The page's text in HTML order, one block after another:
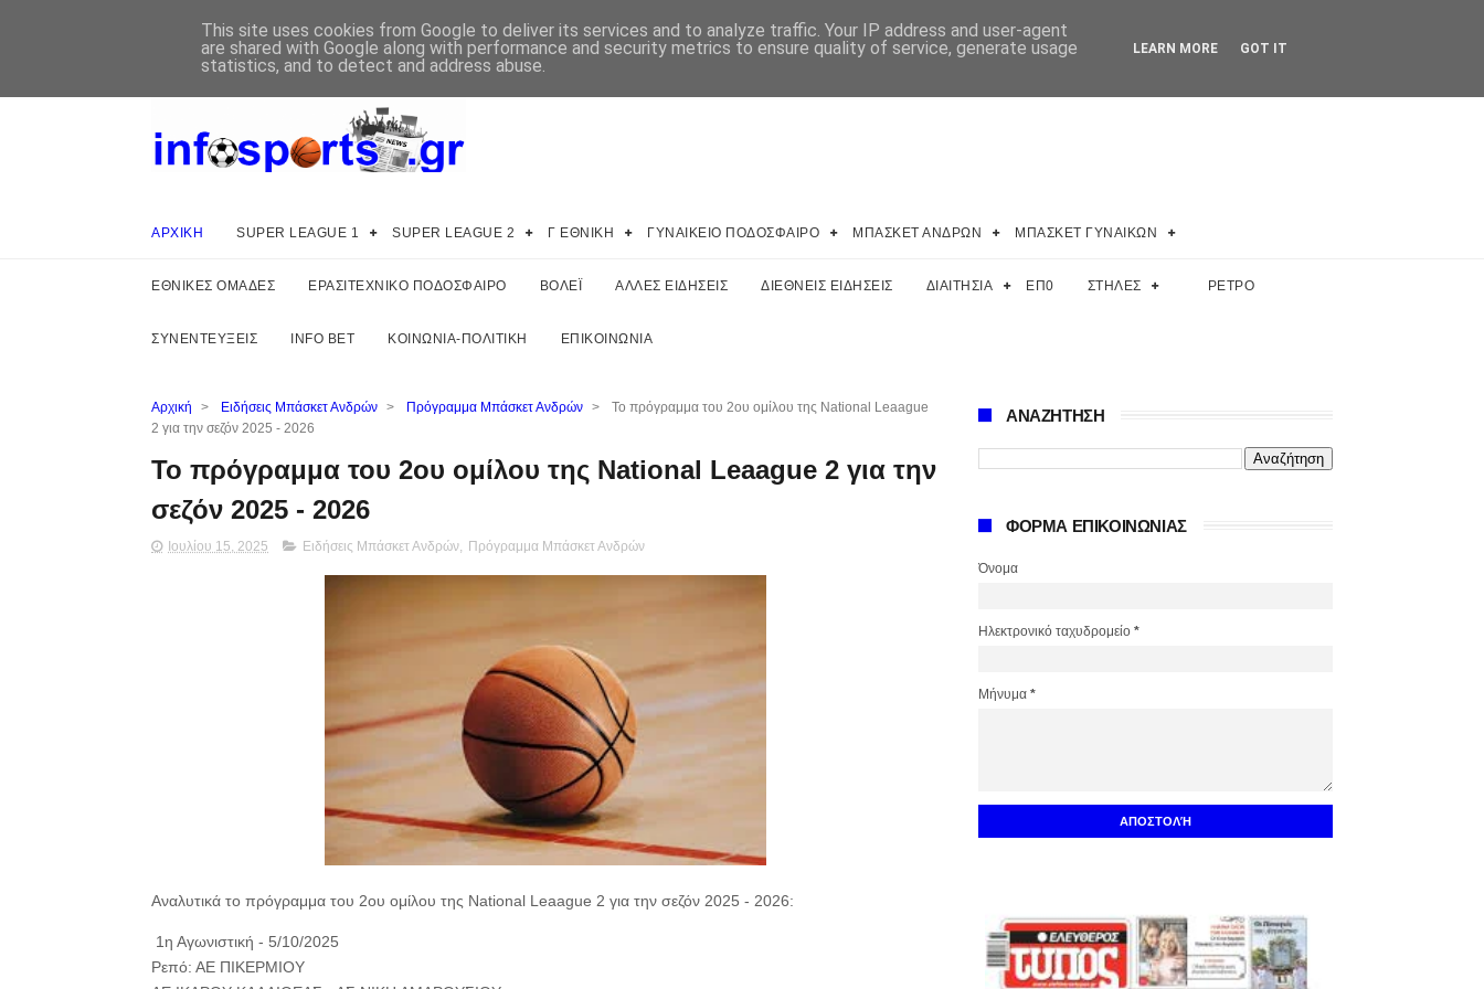
ΑΡΧΙΚΗ SUPER LEAGUE 1 SUPER LEAGUE 2 Γ ΕΘΝΙΚΗ ΓΥΝΑΙΚΕΙΟ ΠΟΔΟΣΦΑΙΡΟ ΜΠΑΣΚΕΤ ΑΝΔΡΩΝ ΜΠΑΣΚΕΤ ΓΥΝΑΙΚΩΝ
ΕΘΝΙΚΕΣ ΟΜΑΔΕΣ ΕΡΑΣΙΤΕΧΝΙΚΟ ΠΟΔΟΣΦΑΙΡΟ ΒΟΛΕΪ ΑΛΛΕΣ ΕΙΔΗΣΕΙΣ ΔΙΕΘΝΕΙΣ ΕΙΔΗΣΕΙΣ ΔΙΑΙΤΗΣΙΑ ΕΠ0 ΣΤΗΛΕΣ ΡΕΤΡΟ
ΣΥΝΕΝΤΕΥΞΕΙΣ INFO BET ΚΟΙΝΩΝΙΑ-ΠΟΛΙΤΙΚΗ ΕΠΙΚΟΙΝΩΝΙΑ
Αρχική > Ειδήσεις Μπάσκετ Ανδρών > Πρόγραμμα Μπάσκετ Ανδρών >
Το πρόγραμμα του 2ου ομίλου της National Leaague
2 για την σεζόν 2025 - 2026
Το πρόγραμμα του 2ου ομίλου της National Leaague 2 για την
σεζόν 2025 - 2026
Ιουλίου 15, 2025 Ειδήσεις Μπάσκετ Ανδρών, Πρόγραμμα Μπάσκετ Ανδρών
Αναλυτικά το πρόγραμμα του 2ου ομίλου της National Leaague 2 για την σεζόν 2025 - 2026:
1η Αγωνιστική - 5/10/2025
Ρεπό: ΑΕ ΠΙΚΕΡΜΙΟΥ
ΑΝΑΖΗΤΗΣΗ
ΦΟΡΜΑ ΕΠΙΚΟΙΝΩΝΙΑΣ
Όνομα
Ηλεκτρονικό ταχυδρομείο *
Μήνυμα *
This site uses cookies from Google to deliver its services and to analyze traffic. Your IP address and user-agent
are shared with Google along with performance and security metrics to ensure quality of service, generate usage
statistics, and to detect and address abuse.
LEARN MORE GOT IT